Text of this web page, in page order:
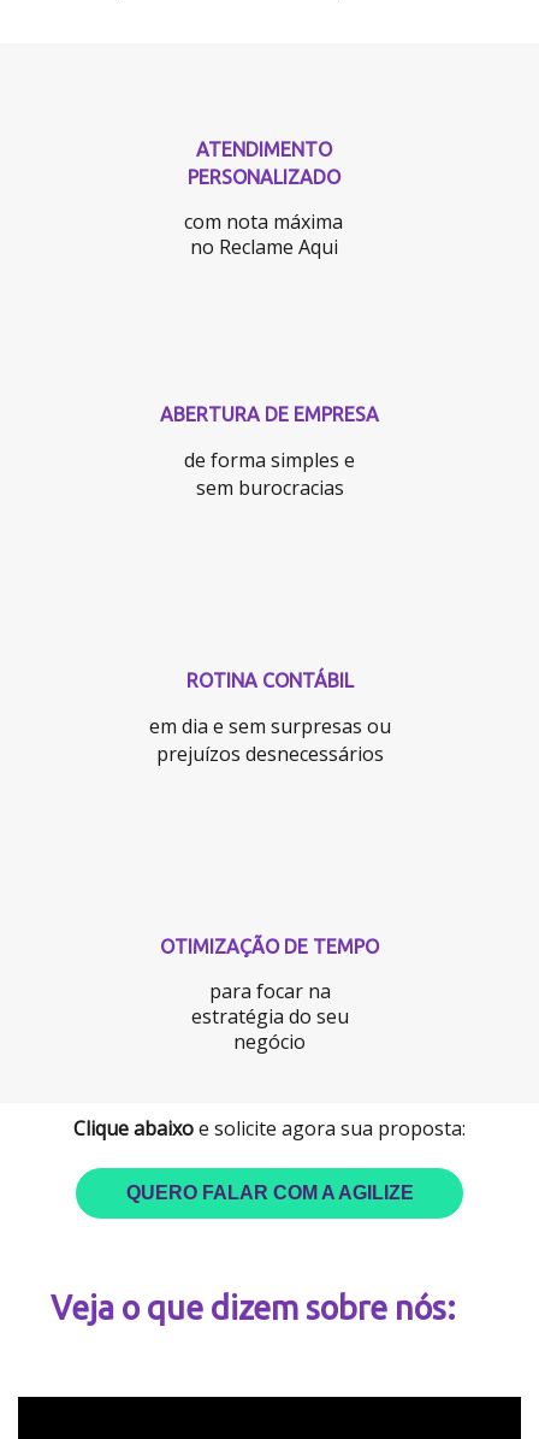
ATENDIMENTO
PERSONALIZADO
com nota máxima
no Reclame Aqui
ABERTURA DE EMPRESA
de forma simples e
sem burocracias
ROTINA CONTÁBIL
em dia e sem surpresas ou
prejuízos desnecessários
OTIMIZAÇÃO DE TEMPO
para focar na
estratégia do seu
negócio
Clique abaixoe solicite agora sua proposta:
QUERO FALAR COM A AGILIZE
Veja o que dizem sobre nós: